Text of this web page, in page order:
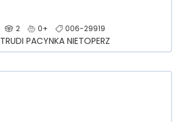
2 0+ 006-29919
TRUDI PACYNKA NIETOPERZ